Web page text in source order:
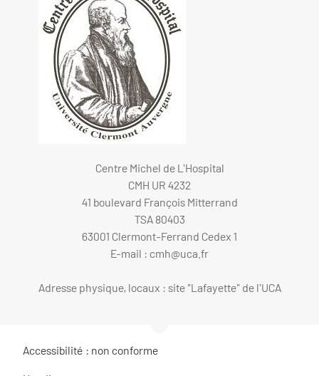
Centre Michel de L'Hospital
CMH UR 4232
41 boulevard François Mitterrand
TSA 80403
63001 Clermont-Ferrand Cedex 1
E-mail : cmh@uca.fr
Adresse physique, locaux : site "Lafayette" de l'UCA
Accessibilité : non conforme